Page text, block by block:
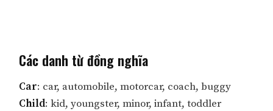
Các danh từ đồng nghĩa
Car: car, automobile, motorcar, coach, buggy
Child: kid, youngster, minor, infant, toddler